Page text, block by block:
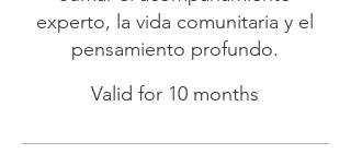
experto, la vida comunitaria y el
pensamiento profundo.
Valid for 10 months